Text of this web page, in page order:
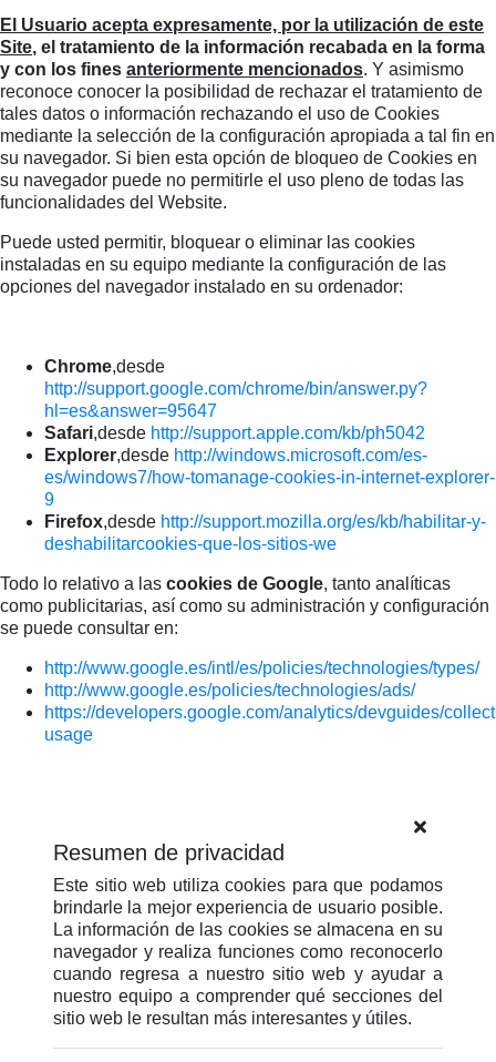
El Usuario acepta expresamente, por la utilización de este
Site, el tratamiento de la información recabada en la forma
y con los fines anteriormente mencionados. Y asimismo
reconoce conocer la posibilidad de rechazar el tratamiento de
tales datos o información rechazando el uso de Cookies
mediante la selección de la configuración apropiada a tal fin en
su navegador. Si bien esta opción de bloqueo de Cookies en
su navegador puede no permitirle el uso pleno de todas las
funcionalidades del Website.
Puede usted permitir, bloquear o eliminar las cookies
instaladas en su equipo mediante la configuración de las
opciones del navegador instalado en su ordenador:
Chrome,desde
http://support.google.com/chrome/bin/answer.py?
hl=es&answer=95647
Safari,desde http://support.apple.com/kb/ph5042
Explorer,desde http://windows.microsoft.com/es-
es/windows7/how-tomanage-cookies-in-internet-explorer-
9
Firefox,desde http://support.mozilla.org/es/kb/habilitar-y-
deshabilitarcookies-que-los-sitios-we
Todo lo relativo a las cookies de Google, tanto analíticas
como publicitarias, así como su administración y configuración
se puede consultar en:
http://www.google.es/intl/es/policies/technologies/types/
http://www.google.es/policies/technologies/ads/
https://developers.google.com/analytics/devguides/
usage
Resumen de privacidad
Este sitio web utiliza cookies para que podamos
brindarle la mejor experiencia de usuario posible.
La información de las cookies se almacena en su
navegador y realiza funciones como reconocerlo
cuando regresa a nuestro sitio web y ayudar a
nuestro equipo a comprender qué secciones del
sitio web le resultan más interesantes y útiles.